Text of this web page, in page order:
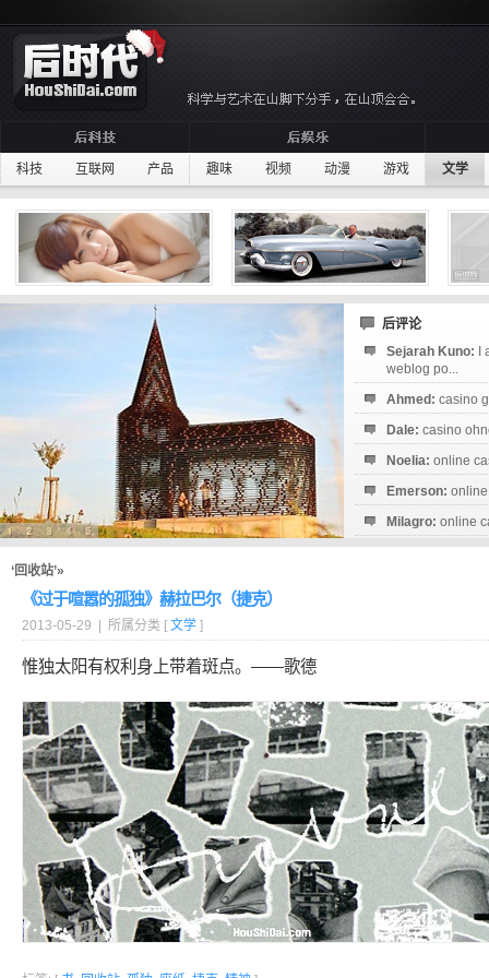
科技 互联网 产品 趣味 视频 动漫 游戏 文学
后评论
Sejarah Kuno:
weblog po...
Ahmed: casino
Dale: casino
Noelia: online
Emerson:
Milagro: online
‘回收站’»
《过于喧嚣的孤独》赫拉巴尔（捷克）
2013-05-29 | 所属分类 [ 文学 ]
惟独太阳有权利身上带着斑点。——歌德